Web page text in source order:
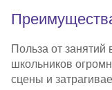
Польза от занятий
школьников
сцены и